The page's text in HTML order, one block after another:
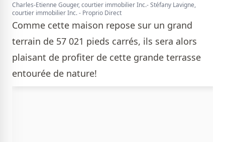
Charles-Etienne Gouger, courtier immobilier Inc.- Stéfany Lavigne,
courtier immobilier Inc. - Proprio Direct
Comme cette maison repose sur un grand
terrain de 57 021 pieds carrés, ils sera alors
plaisant de profiter de cette grande terrasse
entourée de nature!